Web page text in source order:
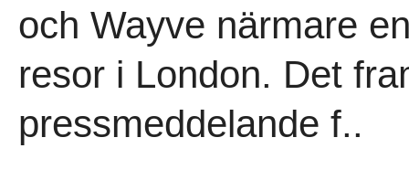
och Wayve närmare
resor i London. Det
pressmeddelande f..